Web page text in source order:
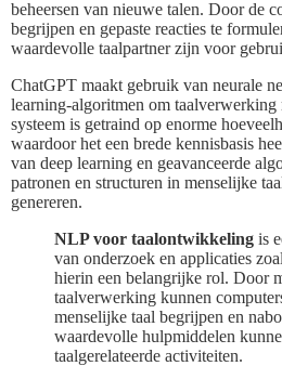
beheersen van nieuwe talen. Door de
begrijpen en gepaste reacties te
waardevolle taalpartner zijn voor
ChatGPT maakt gebruik van neurale
learning-algoritmen om
systeem is getraind op enorme
waardoor het een brede kennisbasis
van deep learning en geavanceerde
patronen en structuren in menselijke
genereren.
NLP voor taalontwikkeling is
van onderzoek en applicaties
hierin een belangrijke rol. Door
taalverwerking kunnen
menselijke taal begrijpen en
waardevolle hulpmiddelen
taalgerelateerde activiteiten.